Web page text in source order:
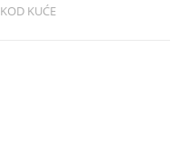
KOD KUĆE